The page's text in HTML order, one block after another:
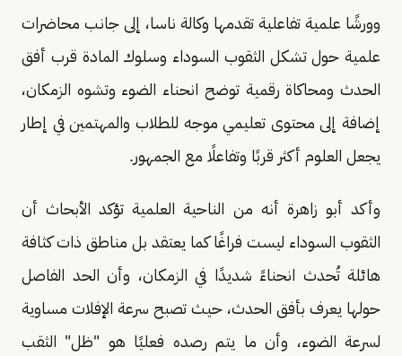
وورشًا علمية تفاعلية تقدمها وكالة ناسا، إلى جانب محاضرات
علمية حول تشكل الثقوب السوداء وسلوك المادة قرب أفق
الحدث ومحاكاة رقمية توضح انحناء الضوء وتشوه الزمكان،
إضافة إلى محتوى تعليمي موجه للطلاب والمهتمين في إطار
يجعل العلوم أكثر قربًا وتفاعلًا مع الجمهور.
وأكد أبو زاهرة أنه من الناحية العلمية تؤكد الأبحاث أن
الثقوب السوداء ليست فراغًا كما يعتقد بل مناطق ذات كثافة
هائلة تُحدث انحناءً شديدًا في الزمكان، وأن الحد الفاصل
حولها يعرف بأفق الحدث، حيث تصبح سرعة الإفلات مساوية
لسرعة الضوء، وأن ما يتم رصده فعليًا هو "ظل" الثقب